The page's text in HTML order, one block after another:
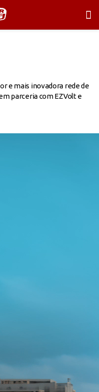
e mais inovadora rede de
parceria com EZVolt e